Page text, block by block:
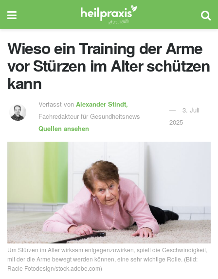
Wieso ein Training der Arme
vor Stürzen im Alter schützen
kann
Verfasst von Alexander Stindt,
Fachredakteur für Gesundheitsnews
Quellen ansehen
3. Juli
2025
Um Stürzen im Alter wirksam entgegenzuwirken, spielt die Geschwindigkeit,
mit der die Arme bewegt werden können, eine sehr wichtige Rolle. (Bild:
Racle Fotodesign/stock.adobe.com)